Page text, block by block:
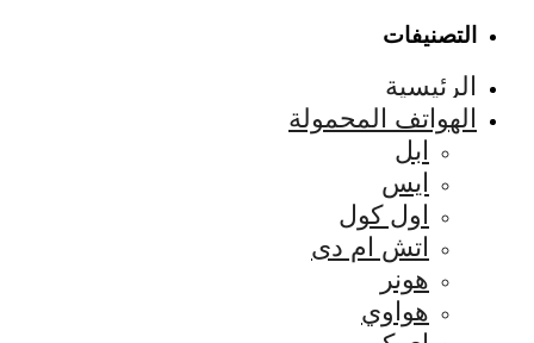
التصنيفات
الرئيسية
الهواتف المحمولة
ابل
ايس
اول كول
اتش ام دى
هونر
هواوي